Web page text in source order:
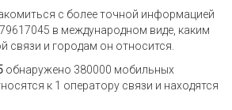
с более точной информацией
в международном виде, каким
связи и городам он относится.
обнаружено 380000 мобильных
к 1 оператору связи и находятся